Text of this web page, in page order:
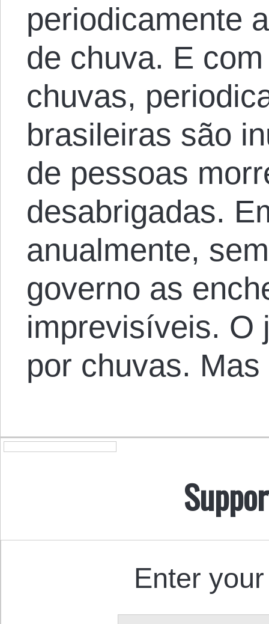
periodicamente
de chuva. E
chuvas,
brasileiras são
de pessoas
desabrigadas.
anualmente,
governo as
imprevisíveis. O
por chuvas.
Enter